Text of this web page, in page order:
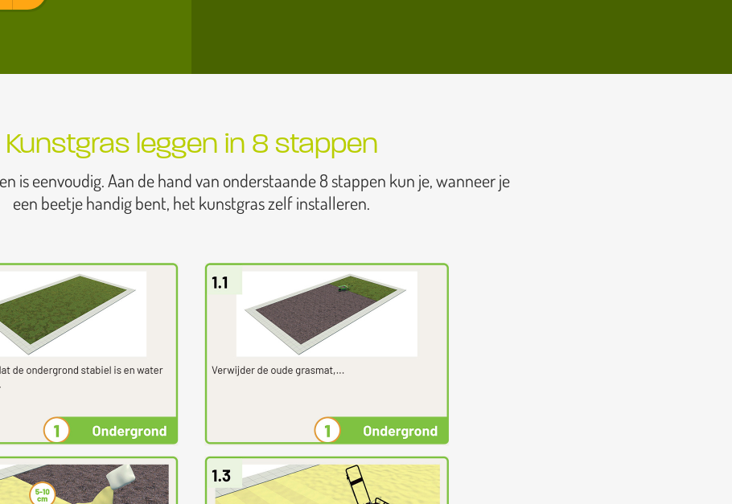
Kunstgras leggen in 8 stappen
is eenvoudig. Aan de hand van onderstaande 8 stappen kun je, wanneer je
een beetje handig bent, het kunstgras zelf installeren.